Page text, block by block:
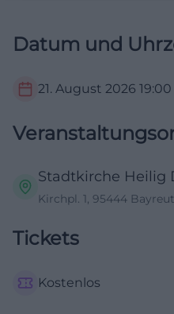
Datum und
21. August 2026 19:00
Stadtkirche Heilig
Kirchpl. 1, 95444
Tickets
Kostenlos